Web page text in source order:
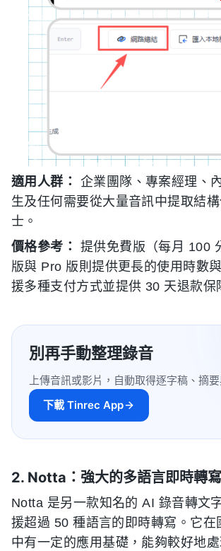
適用人群：
企業團隊、專案經理、
生及任何需要從大量音訊中提取結
士。
價格參考：
提供免費版（每月 100
版與 Pro 版則提供更長的使用時數
援多種支付方式並提供 30 天退款保
別再手動整理錄音
上傳音訊或影片，自動取得逐字稿、摘
下載 Tinrec App
2. Notta：強大的多語言即時轉寫
Notta 是另一款知名的 AI 錄音轉文
援超過 50 種語言的即時轉寫。它在
中有一定的應用基礎，能夠較好地